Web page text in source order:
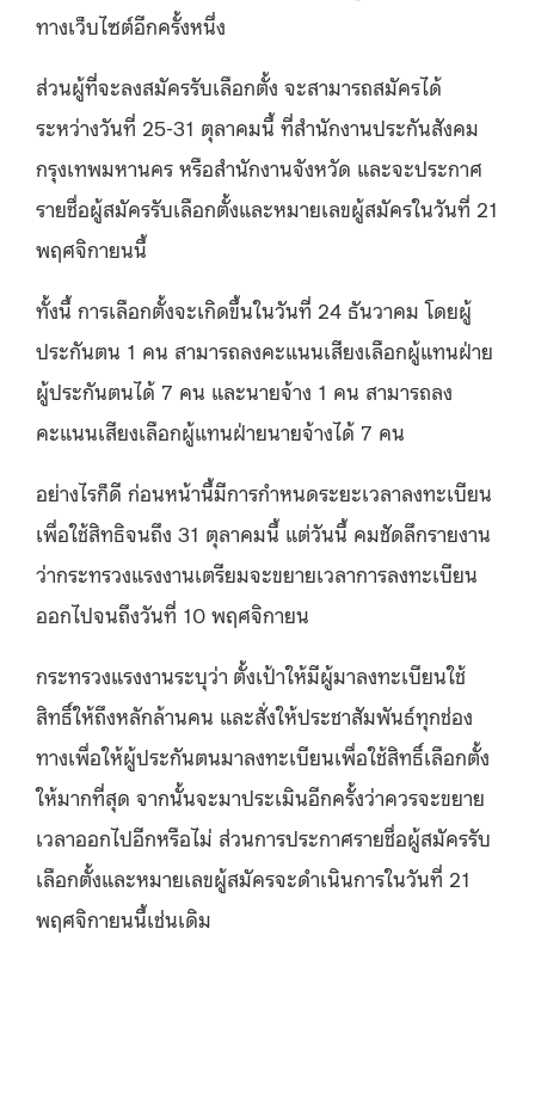
ทางเว็บไซต์อีกครั้งหนึ่ง
ส่วนผู้ที่จะลงสมัครรับเลือกตั้ง จะสามารถสมัครได้
ระหว่างวันที่ 25-31 ตุลาคมนี้ ที่สำนักงานประกันสังคม
กรุงเทพมหานคร หรือสำนักงานจังหวัด และจะประกาศ
รายชื่อผู้สมัครรับเลือกตั้งและหมายเลขผู้สมัครในวันที่ 21
พฤศจิกายนนี้
ทั้งนี้ การเลือกตั้งจะเกิดขึ้นในวันที่ 24 ธันวาคม โดยผู้
ประกันตน 1 คน สามารถลงคะแนนเสียงเลือกผู้แทนฝ่าย
ผู้ประกันตนได้ 7 คน และนายจ้าง 1 คน สามารถลง
คะแนนเสียงเลือกผู้แทนฝ่ายนายจ้างได้ 7 คน
อย่างไรก็ดี ก่อนหน้านี้มีการกำหนดระยะเวลาลงทะเบียน
เพื่อใช้สิทธิจนถึง 31 ตุลาคมนี้ แต่วันนี้ คมชัดลึกรายงาน
ว่ากระทรวงแรงงานเตรียมจะขยายเวลาการลงทะเบียน
ออกไปจนถึงวันที่ 10 พฤศจิกายน
กระทรวงแรงงานระบุว่า ตั้งเป้าให้มีผู้มาลงทะเบียนใช้
สิทธิ์ให้ถึงหลักล้านคน และสั่งให้ประชาสัมพันธ์ทุกช่อง
ทางเพื่อให้ผู้ประกันตนมาลงทะเบียนเพื่อใช้สิทธิ์เลือกตั้ง
ให้มากที่สุด จากนั้นจะมาประเมินอีกครั้งว่าควรจะขยาย
เวลาออกไปอีกหรือไม่ ส่วนการประกาศรายชื่อผู้สมัครรับ
เลือกตั้งและหมายเลขผู้สมัครจะดำเนินการในวันที่ 21
พฤศจิกายนนี้เช่นเดิม